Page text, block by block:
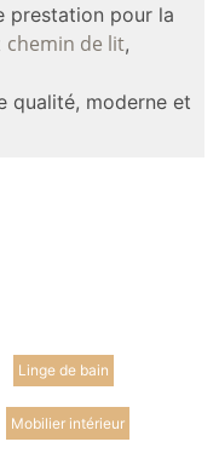
prestation pour la
chemin de lit,
qualité, moderne et
Linge de bain
Mobilier intérieur